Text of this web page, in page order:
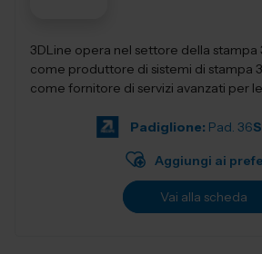
3DLine opera nel settore della stampa
come produttore di sistemi di stampa
come fornitore di servizi avanzati per
Padiglione: Pad. 36
Aggiungi ai
Vai alla scheda